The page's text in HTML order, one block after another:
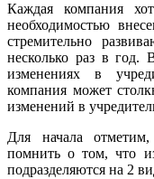
Каждая компания
необходимостью
стремительно
несколько раз в год.
изменениях в
компания может
изменений в
Для начала
помнить о том, что
подразделяются на 2